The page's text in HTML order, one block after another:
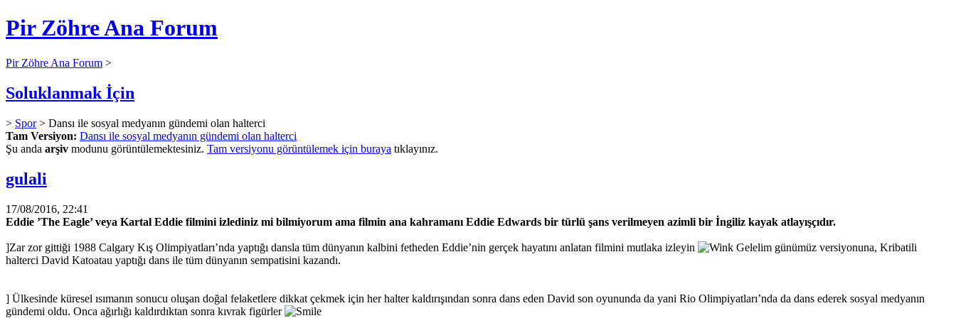
Pir Zöhre Ana Forum
Pir Zöhre Ana Forum >
Soluklanmak İçin
> Spor> Dansı ile sosyal medyanın gündemi olan halterci
Tam Versiyon: Dansı ile sosyal medyanın gündemi olan halterci
Şu anda arşiv modunu görüntülemektesiniz. Tam versiyonu görüntülemek için buraya tıklayınız.
gulali
17/08/2016, 22:41
Eddie ’The Eagle’ veya Kartal Eddie filmini izlediniz mi bilmiyorum ama filmin ana kahramanı Eddie Edwards bir türlü şans verilmeyen azimli bir İngiliz kayak atlayışçıdır.
]Zar zor gittiği 1988 Calgary Kış Olimpiyatları’nda yaptığı dansla tüm dünyanın kalbini fetheden Eddie’nin gerçek hayatını anlatan filmini mutlaka izleyin
Gelelim günümüz versiyonuna, Kribatili
halterci David Katoatau yaptığı dans ile tüm dünyanın sempatisini kazandı.
] Ülkesinde küresel ısımanın sonucu oluşan doğal felaketlere dikkat çekmek için her halter kaldırışından sonra dans eden David son oyununda da yani Rio Olimpiyatları’nda da dans ederek sosyal medyanın
gündemi oldu. Onca ağırlığı kaldırdıktan sonra kıvrak figürler